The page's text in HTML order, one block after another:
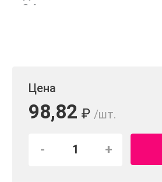
Цена
98,82 ₽ /шт.
- +